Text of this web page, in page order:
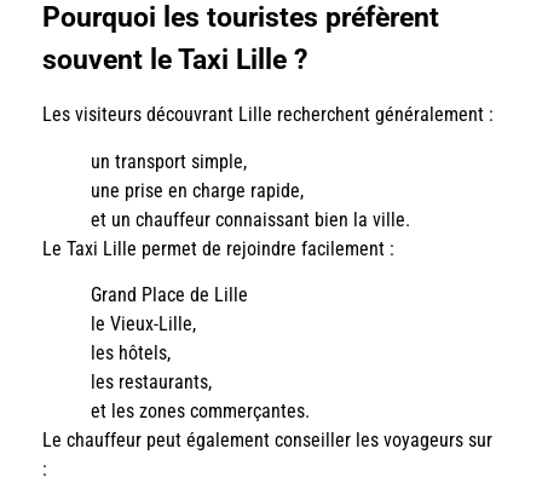
Pourquoi les touristes préfèrent
souvent le Taxi Lille ?
Les visiteurs découvrant Lille recherchent généralement :
un transport simple,
une prise en charge rapide,
et un chauffeur connaissant bien la ville.
Le Taxi Lille permet de rejoindre facilement :
Grand Place de Lille
le Vieux-Lille,
les hôtels,
les restaurants,
et les zones commerçantes.
Le chauffeur peut également conseiller les voyageurs sur
: